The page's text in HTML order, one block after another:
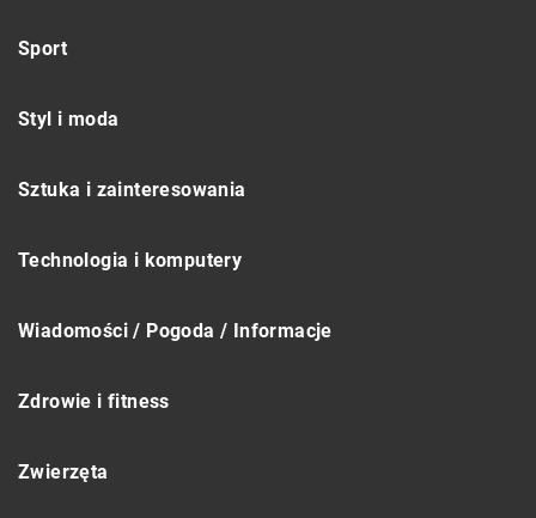
Sport
Styl i moda
Sztuka i zainteresowania
Technologia i komputery
Wiadomości / Pogoda / Informacje
Zdrowie i fitness
Zwierzęta